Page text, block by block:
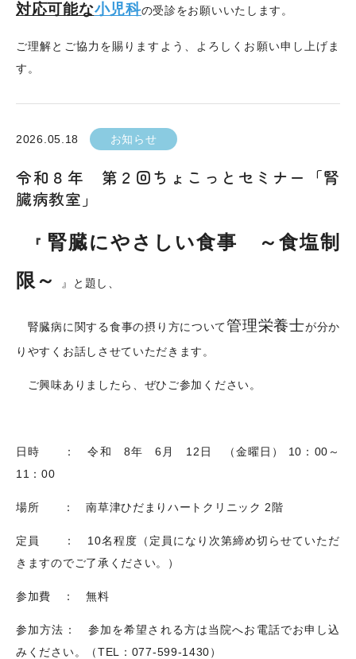
対応可能な小児科の受診をお願いいたします。
ご理解とご協力を賜りますよう、よろしくお願い申し上げま
す。
2026.05.18 お知らせ
令和８年 第２回ちょこっとセミナー「腎
臓病教室」
『 腎臓にやさしい食事 ～食塩制
限～
』と題し、
腎臓病に関する食事の摂り方について管理栄養士が分か
りやすくお話しさせていただきます。
ご興味ありましたら、ぜひご参加ください。
日時 ： 令和 8年 6 月 12 日 （金曜日） 10 ： 00 ～
11 ：00
場所 ： 南草津ひだまりハートクリニック 2階
定員 ： 10名程度（定員になり次第締め切らせていただ
きますのでご了承ください。）
参加費 ： 無料
参加方法： 参加を希望される方は当院へお電話でお申し込
みください。（TEL ： 077-599-1430）